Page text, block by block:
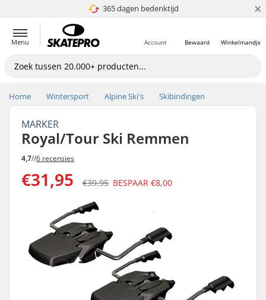
365 dagen bedenktijd
4.8 van 5 ×
Menu Winkelmandje
Bewaard
Account
Home Wintersport Alpine Ski's Skibindingen
MARKER
Royal/Tour Ski Remmen
4,7//6 recensies
€31,95 €39,95 BESPAAR €8,00